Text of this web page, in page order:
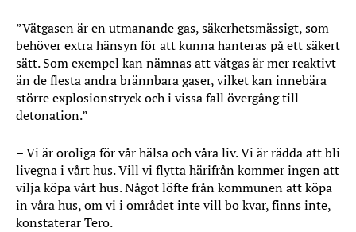
”Vätgasen är en utmanande gas, säkerhetsmässigt, som
behöver extra hänsyn för att kunna hanteras på ett säkert
sätt. Som exempel kan nämnas att vätgas är mer reaktivt
än de flesta andra brännbara gaser, vilket kan innebära
större explosionstryck och i vissa fall övergång till
detonation.”
– Vi är oroliga för vår hälsa och våra liv. Vi är rädda att bli
livegna i vårt hus. Vill vi flytta härifrån kommer ingen att
vilja köpa vårt hus. Något löfte från kommunen att köpa
in våra hus, om vi i området inte vill bo kvar, finns inte,
konstaterar Tero.